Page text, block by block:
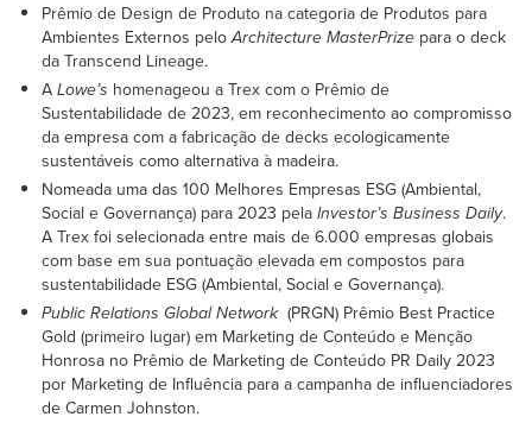
Prêmio de Design de Produto na categoria de Produtos para
Ambientes Externos peloArchitecture MasterPrize para o deck
da Transcend Lineage.
ALowe’s homenageou a Trex com o Prêmio de
Sustentabilidade de 2023, em reconhecimento ao compromisso
da empresa com a fabricação de decks ecologicamente
sustentáveis como alternativa à madeira.
Nomeada uma das 100 Melhores Empresas ESG (Ambiental,
Social e Governança) para 2023 pelaInvestor’s Business Daily.
A Trex foi selecionada entre mais de 6.000 empresas globais
com base em sua pontuação elevada em compostos para
sustentabilidade ESG (Ambiental, Social e Governança).
Public Relations Global Network(PRGN) Prêmio Best Practice
Gold (primeiro lugar) em Marketing de Conteúdo e Menção
Honrosa no Prêmio de Marketing de Conteúdo PR Daily 2023
por Marketing de Influência para a campanha de influenciadores
de Carmen Johnston.